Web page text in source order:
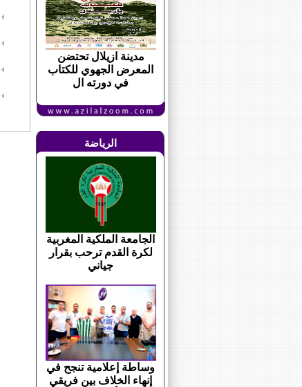
مدينة ازيلال تحتضن
المعرض الجهوي للكتاب
في دورته ال
الرياضة
الجامعة الملكية المغربية
لكرة القدم ترحب بقرار
جياني
وساطة إعلامية تنجح في
إنهاء الخلاف بين فريقي